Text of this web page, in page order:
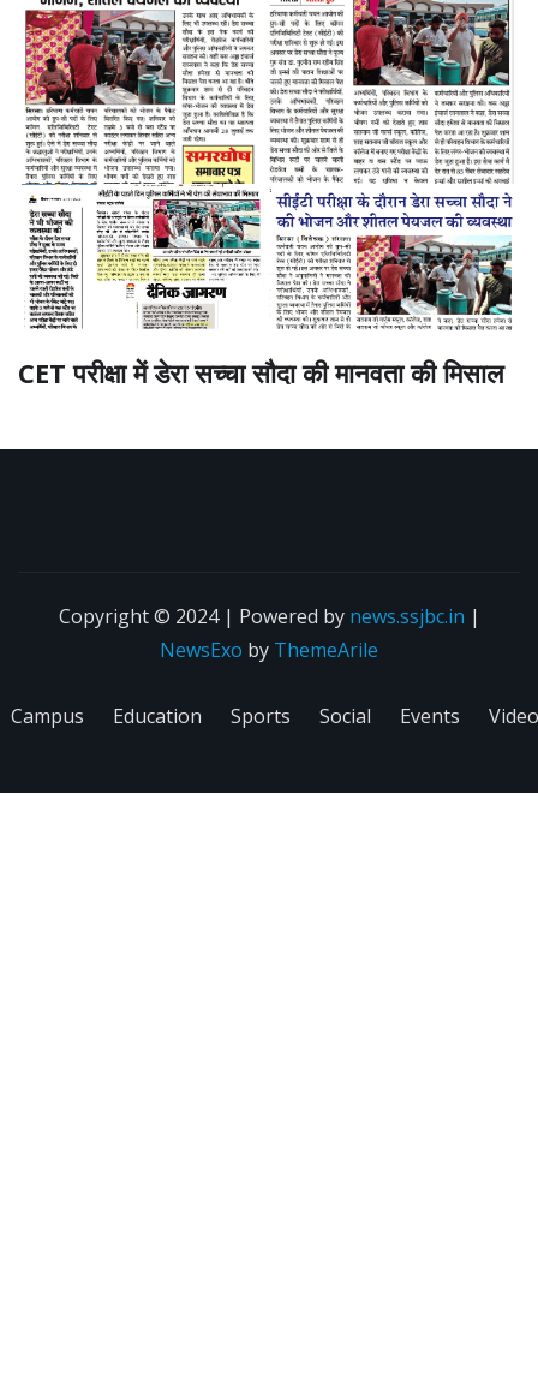
CET परीक्षा में डेरा सच्चा सौदा की मानवता की मिसाल
Copyright © 2024 | Powered by news.ssjbc.in |
NewsExo by ThemeArile
Campus Education Sports Social Events Video